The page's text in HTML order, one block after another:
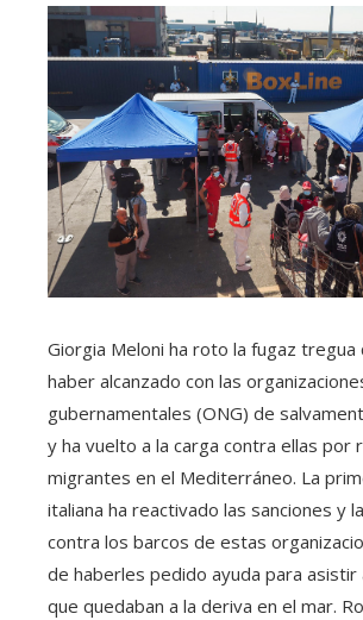
Giorgia Meloni ha roto la fugaz tregua
haber alcanzado con las
gubernamentales (ONG) de
y ha vuelto a la carga contra ellas por
migrantes en el Mediterráneo. La
italiana ha reactivado las sanciones y
contra los barcos de estas
de haberles pedido ayuda para asistir
que quedaban a la deriva en el mar.